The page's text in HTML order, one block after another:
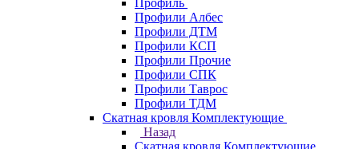
Профиль
Профили Албес
Профили ДТМ
Профили КСП
Профили Прочие
Профили СПК
Профили Таврос
Профили ТДМ
Скатная кровля Комплектующие
Назад
Скатная кровля Комплектующие